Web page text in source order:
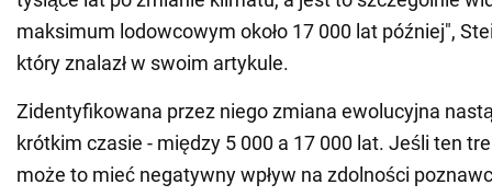
maksimum lodowcowym około 17 000 lat później",
który znalazł w swoim artykule.
Zidentyfikowana przez niego zmiana ewolucyjna
krótkim czasie - między 5 000 a 17 000 lat. Jeśli ten
może to mieć negatywny wpływ na zdolności